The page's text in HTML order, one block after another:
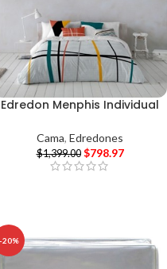
Edredon Menphis Individual
Cama, Edredones
$1,399.00 $798.97
-20%